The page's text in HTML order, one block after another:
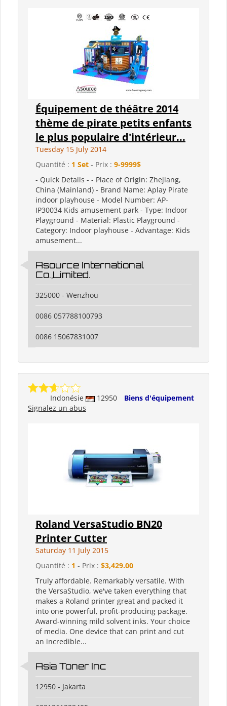
Équipement de théâtre 2014
thème de pirate petits enfants
le plus populaire d'intérieur...
Tuesday 15 July 2014
Quantité : 1 Set - Prix : 9-9999$
- Quick Details - - Place of Origin: Zhejiang,
China (Mainland) - Brand Name: Aplay Pirate
indoor playhouse - Model Number: AP-
IP30034 Kids amusement park - Type: Indoor
Playground - Material: Plastic Playground -
Category: Indoor playhouse - Advantage: Kids
amusement...
Asource International
Co.,Limited.
325000 - Wenzhou
0086 057788100793
0086 15067831007
Indonésie 12950
Biens d'équipement
Signalez un abus
Roland VersaStudio BN20
Printer Cutter
Saturday 11 July 2015
Quantité : 1 - Prix : $3,429.00
Truly affordable. Remarkably versatile. With
the VersaStudio, we've taken everything that
makes a Roland printer great and packed it
into one powerful, profit-producing package.
Award-winning mild solvent inks. Your choice
of media. One device that can print and cut
an incredible...
Asia Toner Inc
12950 - Jakarta